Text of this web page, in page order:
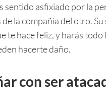
sentido asfixiado por la
la compañía del otro.
te hace feliz, y harás
hacerte daño.
con ser